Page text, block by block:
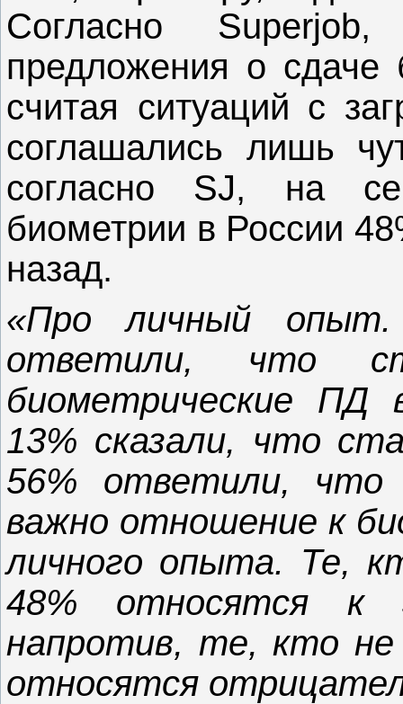
Согласно
предложения о сдаче
считая ситуаций с
соглашались лишь
согласно SJ, на
биометрии в России
назад.
«Про личный опыт.
ответили, что
биометрические ПД
13% сказали, что
56% ответили,
важно отношение к
личного опыта. Те,
48% относятся к
напротив, те, кто не
относятся